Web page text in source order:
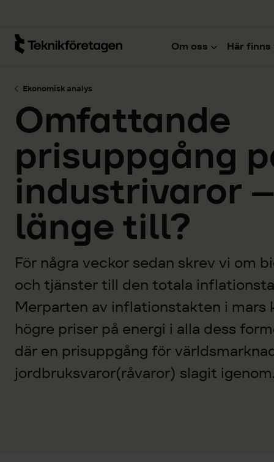
Om oss Här finns
Ekonomisk analys
Omfattande
prisuppgång
industrivaror
länge till?
För några veckor sedan skrev vi om
och tjänster till den totala
Merparten av inflationstakten i mars
högre priser på energi i alla dess
där en prisuppgång för
jordbruksvaror(råvaror) slagit igenom.